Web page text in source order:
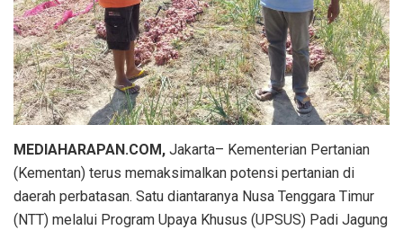
MEDIAHARAPAN.COM, Jakarta– Kementerian Pertanian
(Kementan) terus memaksimalkan potensi pertanian di
daerah perbatasan. Satu diantaranya Nusa Tenggara Timur
(NTT) melalui Program Upaya Khusus (UPSUS) Padi Jagung